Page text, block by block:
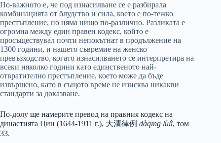
По-важното е, че под изнасилване се е разбирала
комбинацията от блудство и сила, което е по-тежко
престъпление, но няма нищо по-различно. Разликата е
огромна между един правен кодекс, който е
просъществувал почти непокътнат в продължение на
1300 години, и нашето съвремие на женско
превъзходство, когато изнасилването се интерпретира на
всеки няколко години като единственото най-
отвратително престъпление, което може да бъде
извършено, като в същото време не изисква никакви
стандарти за доказване.
По-долу ще намерите превод на правния кодекс на
династията Цин (1644-1911 г.), 大清律例 dàqīng lülì, том
33.